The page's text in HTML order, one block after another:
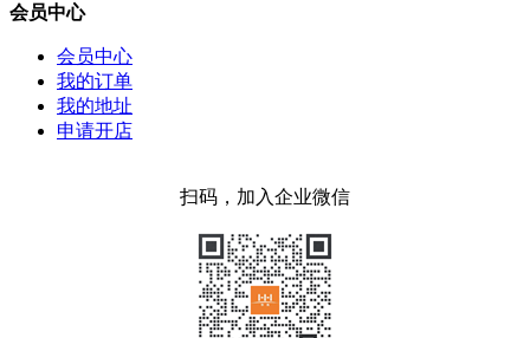
会员中心
会员中心
我的订单
我的地址
申请开店
扫码，加入企业微信